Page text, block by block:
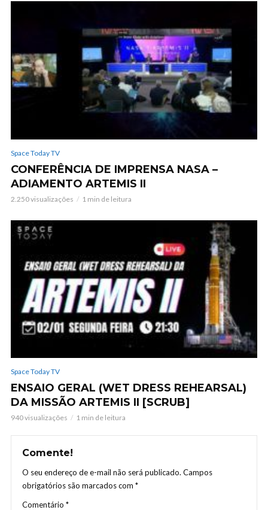
Space Today TV
CONFERÊNCIA DE IMPRENSA NASA –
ADIAMENTO ARTEMIS II
2.250 visualizações 1 min de leitura
Space Today TV
ENSAIO GERAL (WET DRESS REHEARSAL)
DA MISSÃO ARTEMIS II [SCRUB]
940 visualizações 1 min de leitura
Comente!
O seu endereço de e-mail não será publicado. Campos
obrigatórios são marcados com *
Comentário *